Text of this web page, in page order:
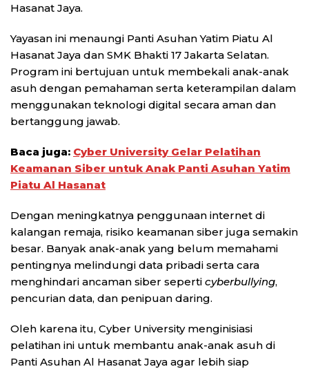
Hasanat Jaya.
Yayasan ini menaungi Panti Asuhan Yatim Piatu Al
Hasanat Jaya dan SMK Bhakti 17 Jakarta Selatan.
Program ini bertujuan untuk membekali anak-anak
asuh dengan pemahaman serta keterampilan dalam
menggunakan teknologi digital secara aman dan
bertanggung jawab.
Baca juga: Cyber University Gelar Pelatihan
Keamanan Siber untuk Anak Panti Asuhan Yatim
Piatu Al Hasanat
Dengan meningkatnya penggunaan internet di
kalangan remaja, risiko keamanan siber juga semakin
besar. Banyak anak-anak yang belum memahami
pentingnya melindungi data pribadi serta cara
menghindari ancaman siber seperti cyberbullying,
pencurian data, dan penipuan daring.
Oleh karena itu, Cyber University menginisiasi
pelatihan ini untuk membantu anak-anak asuh di
Panti Asuhan Al Hasanat Jaya agar lebih siap